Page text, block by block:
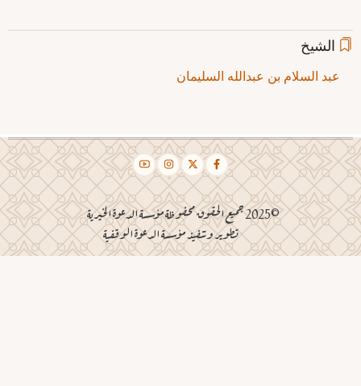
الشيخ
عبد السلام بن عبدالله السليمان
©2025 جميع الحقوق محفوظة مؤسسة الدعوة الخيرية
تطوير وتنفيذ مؤسسة الدعوة الوقفية